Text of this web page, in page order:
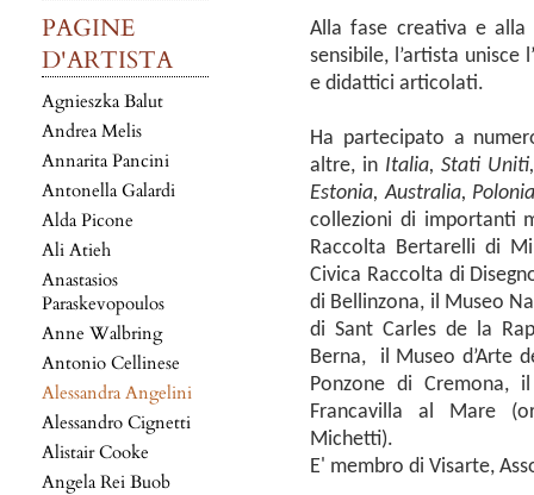
PAGINE
D'ARTISTA
Agnieszka Balut
Andrea Melis
Annarita Pancini
Antonella Galardi
Alda Picone
Ali Atieh
Anastasios
Paraskevopoulos
Anne Walbring
Antonio Cellinese
Alessandra Angelini
Alessandro Cignetti
Alistair Cooke
Angela Rei Buob
Alla fase creativa e alla
sensibile, l’artista unisce
e didattici articolati.
Ha partecipato a
altre, in Italia, Stati
Estonia, Australia,
collezioni di importanti
Raccolta Bertarelli di
Civica Raccolta di
di Bellinzona, il Museo
di Sant Carles de la
Berna, il Museo d’Arte
Ponzone di Cremona,
Francavilla al Mare
Michetti).
E' membro di Visarte,